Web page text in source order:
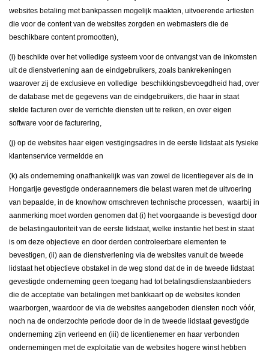
websites betaling met bankpassen mogelijk maakten, uitvoerende artiesten
die voor de content van de websites zorgden en webmasters die de
beschikbare content promootten),
(i) beschikte over het volledige systeem voor de ontvangst van de inkomsten
uit de dienstverlening aan de eindgebruikers, zoals bankrekeningen
waarover zij de exclusieve en volledige beschikkingsbevoegdheid had, over
de database met de gegevens van de eindgebruikers, die haar in staat
stelde facturen over de verrichte diensten uit te reiken, en over eigen
software voor de facturering,
(j) op de websites haar eigen vestigingsadres in de eerste lidstaat als fysieke
klantenservice vermeldde en
(k) als onderneming onafhankelijk was van zowel de licentiegever als de in
Hongarije gevestigde onderaannemers die belast waren met de uitvoering
van bepaalde, in de knowhow omschreven technische processen, waarbij in
aanmerking moet worden genomen dat (i) het voorgaande is bevestigd door
de belastingautoriteit van de eerste lidstaat, welke instantie het best in staat
is om deze objectieve en door derden controleerbare elementen te
bevestigen, (ii) aan de dienstverlening via de websites vanuit de tweede
lidstaat het objectieve obstakel in de weg stond dat de in de tweede lidstaat
gevestigde onderneming geen toegang had tot betalingsdienstaanbieders
die de acceptatie van betalingen met bankkaart op de websites konden
waarborgen, waardoor de via de websites aangeboden diensten noch vóór,
noch na de onderzochte periode door de in de tweede lidstaat gevestigde
onderneming zijn verleend en (iii) de licentienemer en haar verbonden
ondernemingen met de exploitatie van de websites hogere winst hebben